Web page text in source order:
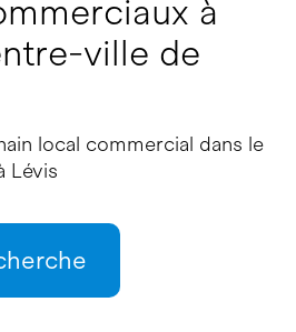
à
ville de
local commercial dans le
Lévis